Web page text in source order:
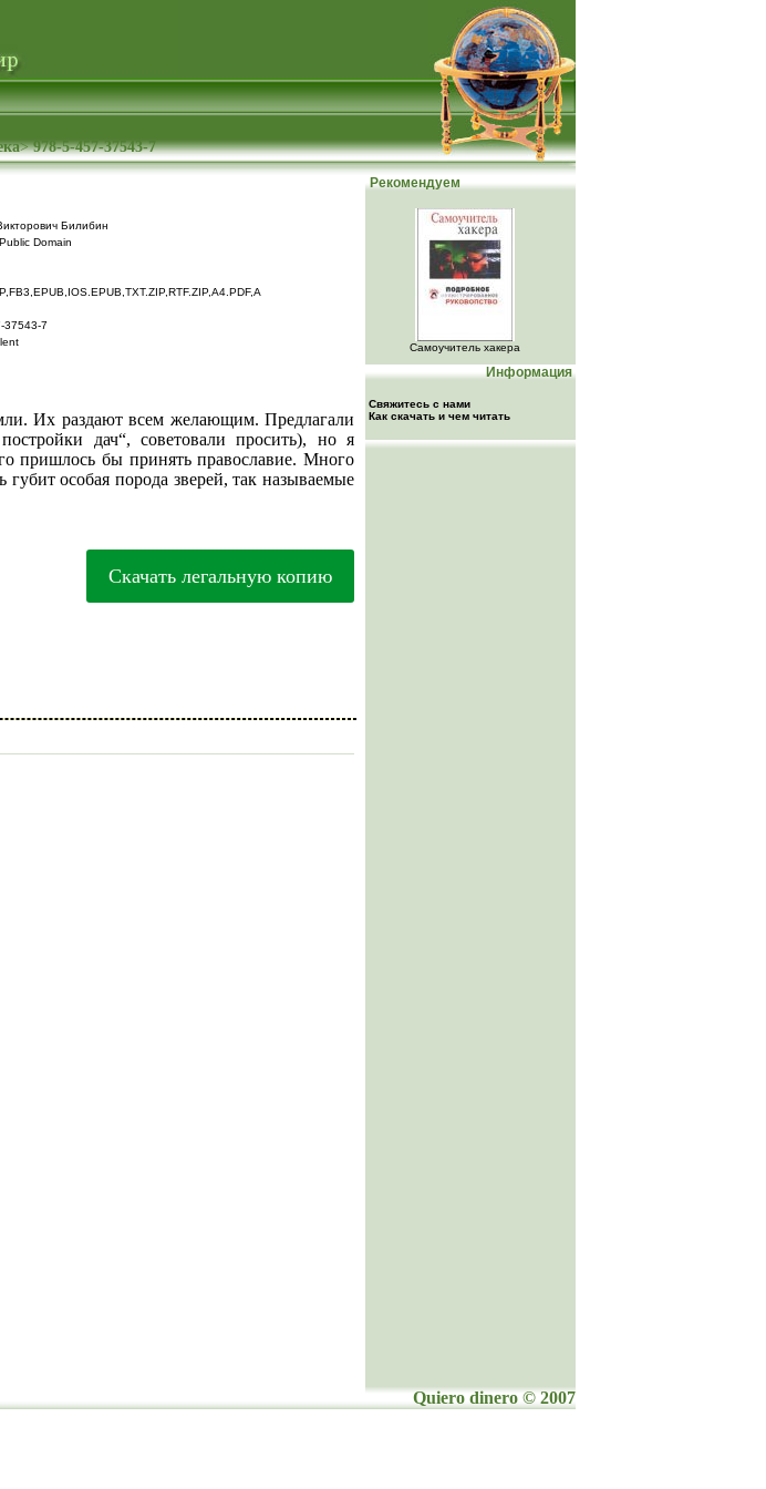
>978-5-457-37543-7
Билибин
Public Domain
37543-7
Их раздают всем желающим. Предлагали
дач“, советовали просить), но я
пришлось бы принять православие. Много
губит особая порода зверей, так называемые
Скачать легальную копию
Рекомендуем
Самоучитель хакера
Информация
Свяжитесь с нами
Как скачать и чем читать
Quiero dinero © 2007